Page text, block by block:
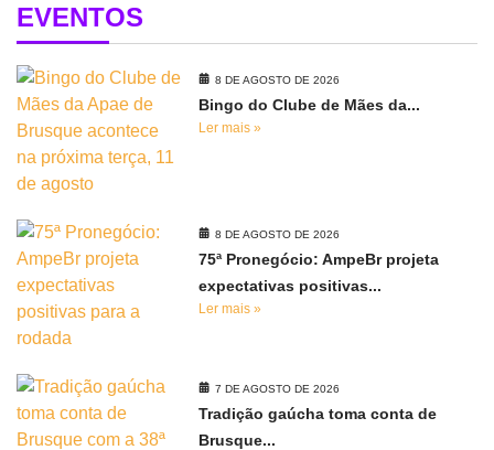
EVENTOS
8 DE AGOSTO DE 2026
Bingo do Clube de Mães da...
Ler mais »
8 DE AGOSTO DE 2026
75ª Pronegócio: AmpeBr projeta
expectativas positivas...
Ler mais »
7 DE AGOSTO DE 2026
Tradição gaúcha toma conta de
Brusque...